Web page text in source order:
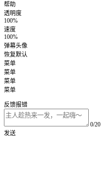
帮助
透明度
100%
速度
100%
弹幕头像
恢复默认
菜单
菜单
菜单
菜单
反馈报错
0/20
发送